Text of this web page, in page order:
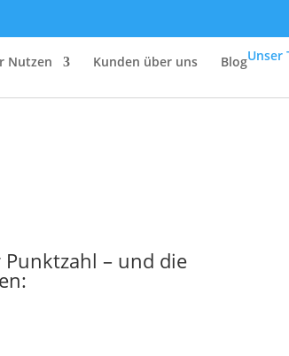
Nutzen Kunden über uns BlogUnser
– und die